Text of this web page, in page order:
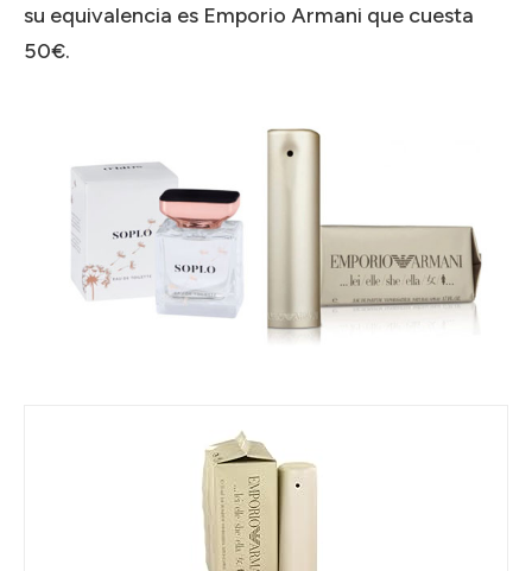
su equivalencia es Emporio Armani que cuesta
50€.